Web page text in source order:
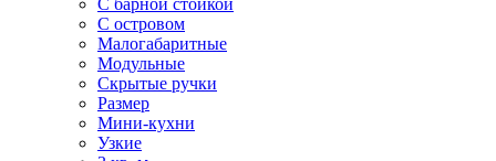
С барной стойкой
С островом
Малогабаритные
Модульные
Скрытые ручки
Размер
Мини-кухни
Узкие